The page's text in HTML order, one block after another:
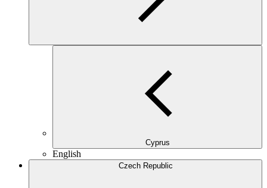
Cyprus
English
Czech Republic